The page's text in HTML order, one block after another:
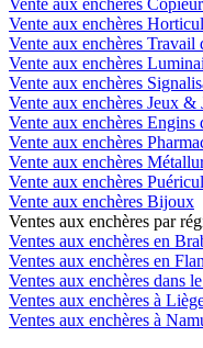
Vente aux enchères
Vente aux enchères
Vente aux enchères
Vente aux enchères
Vente aux enchères Jeux &
Vente aux enchères Engins
Vente aux enchères
Vente aux enchères
Vente aux enchères
Vente aux enchères Bijoux
Ventes aux enchères par
Ventes aux enchères en
Ventes aux enchères en
Ventes aux enchères dans
Ventes aux enchères à
Ventes aux enchères à